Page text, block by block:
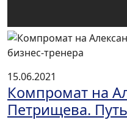
15.06.2021
Компромат на
Петрищева.